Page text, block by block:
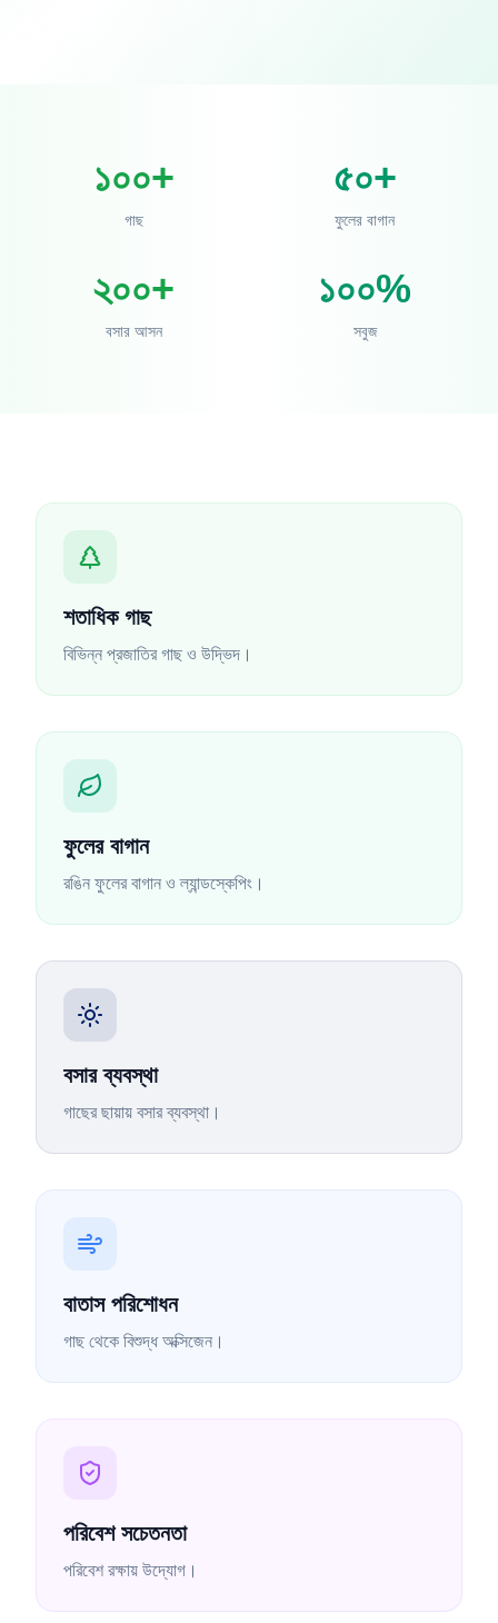
১০০+
গাছ
৫০+
ফুলের বাগান
২০০+
বসার আসন
১০০%
সবুজ
শতাধিক গাছ
বিভিন্ন প্রজাতির গাছ ও উদ্ভিদ।
ফুলের বাগান
রঙিন ফুলের বাগান ও ল্যান্ডস্কেপিং।
বসার ব্যবস্থা
গাছের ছায়ায় বসার ব্যবস্থা।
বাতাস পরিশোধন
গাছ থেকে বিশুদ্ধ অক্সিজেন।
পরিবেশ সচেতনতা
পরিবেশ রক্ষায় উদ্যোগ।